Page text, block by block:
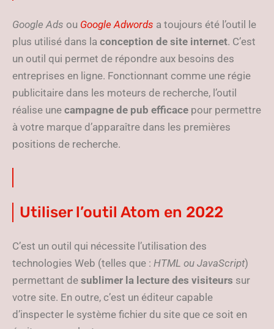
Google Ads ou Google Adwords a toujours été l’outil le
plus utilisé dans la conception de site internet. C’est
un outil qui permet de répondre aux besoins des
entreprises en ligne. Fonctionnant comme une régie
publicitaire dans les moteurs de recherche, l’outil
réalise une campagne de pub efficace pour permettre
à votre marque d’apparaître dans les premières
positions de recherche.
Utiliser l’outil Atom en 2022
C’est un outil qui nécessite l’utilisation des
technologies Web (telles que : HTML ou JavaScript)
permettant de sublimer la lecture des visiteurs sur
votre site. En outre, c’est un éditeur capable
d’inspecter le système fichier du site que ce soit en